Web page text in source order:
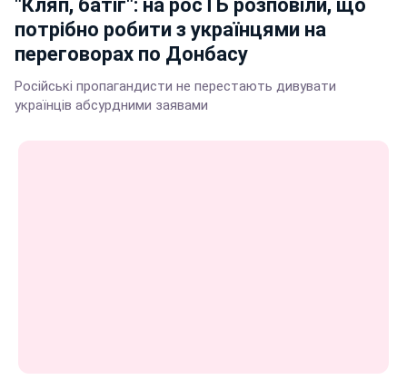
"Кляп, батіг": на росТБ розповіли, що
потрібно робити з українцями на
переговорах по Донбасу
Російські пропагандисти не перестають дивувати
українців абсурдними заявами